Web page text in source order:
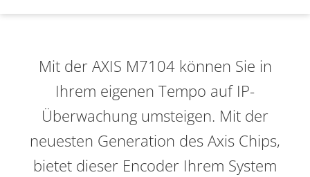
Mit der AXIS M7104 können Sie in
Ihrem eigenen Tempo auf IP-
Überwachung umsteigen. Mit der
neuesten Generation des Axis Chips,
bietet dieser Encoder Ihrem System